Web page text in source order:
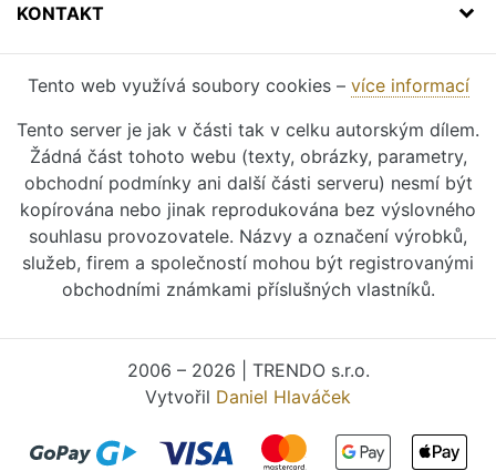
KONTAKT
Tento web využívá soubory cookies – více informací
Tento server je jak v části tak v celku autorským dílem.
Žádná část tohoto webu (texty, obrázky, parametry,
obchodní podmínky ani další části serveru) nesmí být
kopírována nebo jinak reprodukována bez výslovného
souhlasu provozovatele. Názvy a označení výrobků,
služeb, firem a společností mohou být registrovanými
obchodními známkami příslušných vlastníků.
2006 – 2026 | TRENDO s.r.o.
Vytvořil Daniel Hlaváček